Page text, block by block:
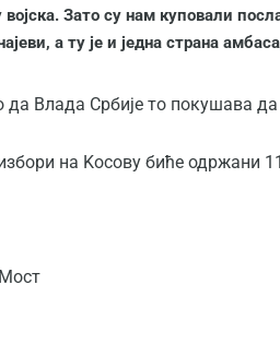
војска. Зато су нам куповали
а ту је и једна страна
да Влада Србије то покушава
на Kосову биће одржани